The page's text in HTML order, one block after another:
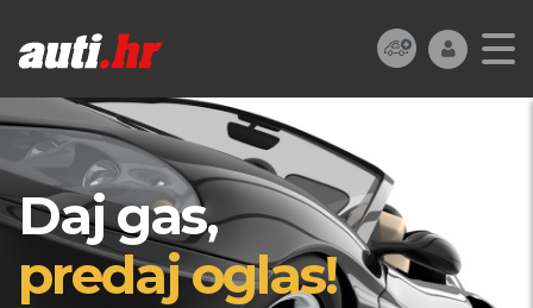
Daj gas,
predaj oglas!